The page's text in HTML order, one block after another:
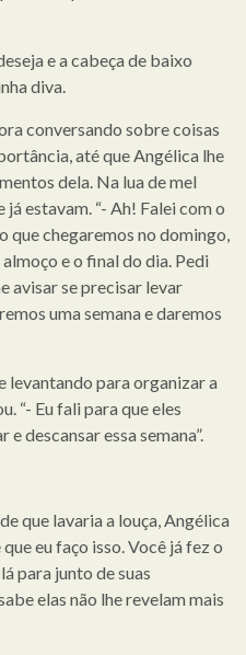
e a cabeça de baixo
diva.
conversando sobre coisas
até que Angélica lhe
dela. Na lua de mel
estavam. “- Ah! Falei com o
que chegaremos no domingo,
e o final do dia. Pedi
avisar se precisar levar
uma semana e daremos
levantando para organizar a
“- Eu fali para que eles
descansar essa semana”.
que lavaria a louça, Angélica
eu faço isso. Você já fez o
para junto de suas
elas não lhe revelam mais